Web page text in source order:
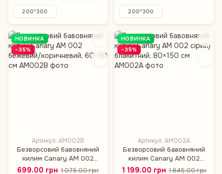
200*300 200*300
НОВИНКА
−35%
Артикул: AM002B
Безворсовий бавовняний
килим Canary AM 002
бежевий/коричневий,
699.00 грн 1 075.00 грн
НОВИНКА
−35%
Артикул: AM002A
Безворсовий бавовняний
килим Canary AM 002
сірий/блакитний, 80×150
1 199.00 грн 1 845.00 грн